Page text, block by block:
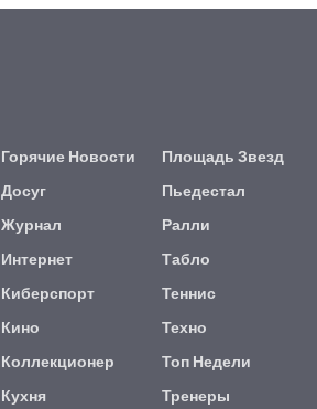
Горячие Новости
Досуг
Журнал
Интернет
Киберспорт
Кино
Коллекционер
Кухня
Площадь Звезд
Пьедестал
Ралли
Табло
Теннис
Техно
Топ Недели
Тренеры